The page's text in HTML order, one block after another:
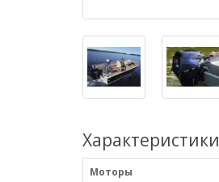
Характеристики
Моторы